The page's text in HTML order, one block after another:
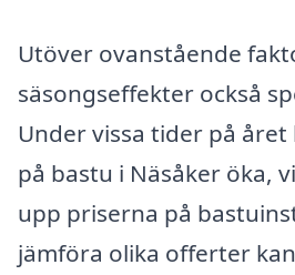
Utöver ovanstående
säsongseffekter också
Under vissa tider på
på bastu i Näsåker öka,
upp priserna på
jämföra olika offerter